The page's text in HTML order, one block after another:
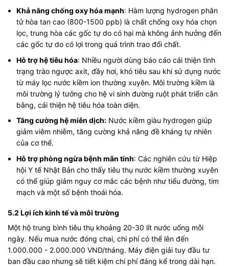
Khả năng chống oxy hóa mạnh: Hàm lượng hydrogen phân
tử hòa tan cao (800-1500 ppb) là chất chống oxy hóa chọn
lọc, trung hòa các gốc tự do có hại mà không ảnh hưởng đến
các gốc tự do có lợi trong quá trình trao đổi chất.
Hỗ trợ hệ tiêu hóa: Nhiều người dùng báo cáo cải thiện tình
trạng trào ngược axit, đầy hơi, khó tiêu sau khi sử dụng nước
từ máy lọc nước kiềm ion thường xuyên. Môi trường kiềm là
môi trường lý tưởng cho hệ vi sinh đường ruột phát triển cân
bằng, cải thiện hệ tiêu hóa toàn diện.
Tăng cường hệ miễn dịch: Nước kiềm giàu hydrogen giúp
giảm viêm nhiễm, tăng cường khả năng đề kháng tự nhiên
của cơ thể.
Hỗ trợ phòng ngừa bệnh mãn tính: Các nghiên cứu từ Hiệp
hội Y tế Nhật Bản cho thấy tiêu thụ nước kiềm thường xuyên
có thể giúp giảm nguy cơ mắc các bệnh như tiểu đường, tim
mạch và một số bệnh thoái hóa.
5.2 Lợi ích kinh tế và môi trường
Một hộ trung bình tiêu thụ khoảng 20-30 lít nước uống mỗi
ngày. Nếu mua nước đóng chai, chi phí có thể lên đến
1.000.000 - 2.000.000 VND/tháng. Máy điện giải tuy đầu tư
ban đầu cao nhưng sẽ tiết kiệm chi phí đáng kể trong dài hạn.